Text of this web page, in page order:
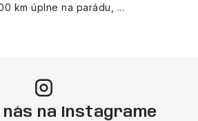
km úplne na parádu, ...
na Instagrame